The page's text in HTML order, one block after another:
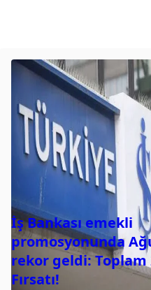
İş Bankası emekli
promosyonunda
rekor geldi: Toplam
Fırsatı!